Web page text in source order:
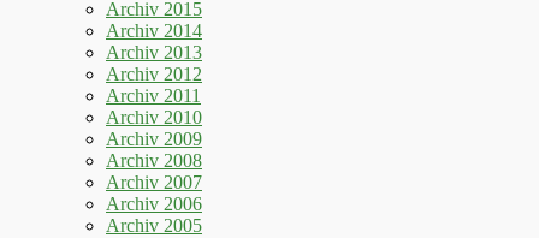
Archiv 2015
Archiv 2014
Archiv 2013
Archiv 2012
Archiv 2011
Archiv 2010
Archiv 2009
Archiv 2008
Archiv 2007
Archiv 2006
Archiv 2005